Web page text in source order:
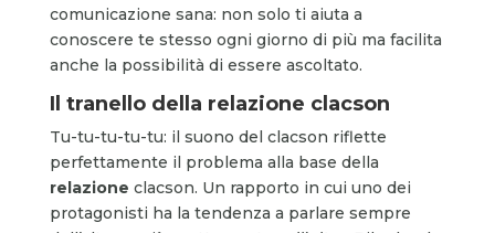
comunicazione sana: non solo ti aiuta a
conoscere te stesso ogni giorno di più ma facilita
anche la possibilità di essere ascoltato.
Il tranello della relazione clacson
Tu-tu-tu-tu-tu: il suono del clacson riflette
perfettamente il problema alla base della
relazione clacson. Un rapporto in cui uno dei
protagonisti ha la tendenza a parlare sempre